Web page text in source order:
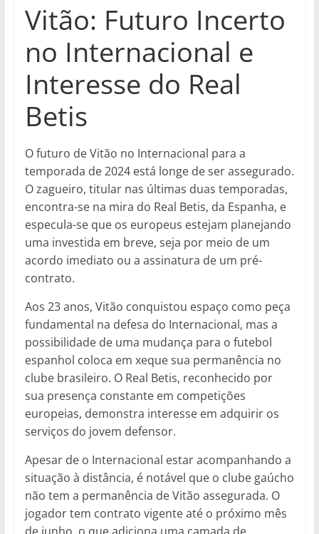
Vitão: Futuro Incerto
no Internacional e
Interesse do Real
Betis
O futuro de Vitão no Internacional para a
temporada de 2024 está longe de ser assegurado.
O zagueiro, titular nas últimas duas temporadas,
encontra-se na mira do Real Betis, da Espanha, e
especula-se que os europeus estejam planejando
uma investida em breve, seja por meio de um
acordo imediato ou a assinatura de um pré-
contrato.
Aos 23 anos, Vitão conquistou espaço como peça
fundamental na defesa do Internacional, mas a
possibilidade de uma mudança para o futebol
espanhol coloca em xeque sua permanência no
clube brasileiro. O Real Betis, reconhecido por
sua presença constante em competições
europeias, demonstra interesse em adquirir os
serviços do jovem defensor.
Apesar de o Internacional estar acompanhando a
situação à distância, é notável que o clube gaúcho
não tem a permanência de Vitão assegurada. O
jogador tem contrato vigente até o próximo mês